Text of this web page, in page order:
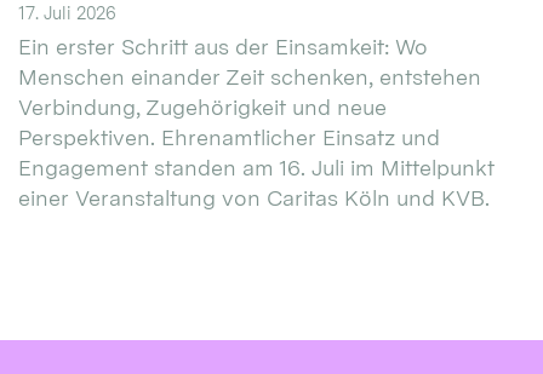
17. Juli 2026
Ein erster Schritt aus der Einsamkeit: Wo
Menschen einander Zeit schenken, entstehen
Verbindung, Zugehörigkeit und neue
Perspektiven. Ehrenamtlicher Einsatz und
Engagement standen am 16. Juli im Mittelpunkt
einer Veranstaltung von Caritas Köln und KVB.